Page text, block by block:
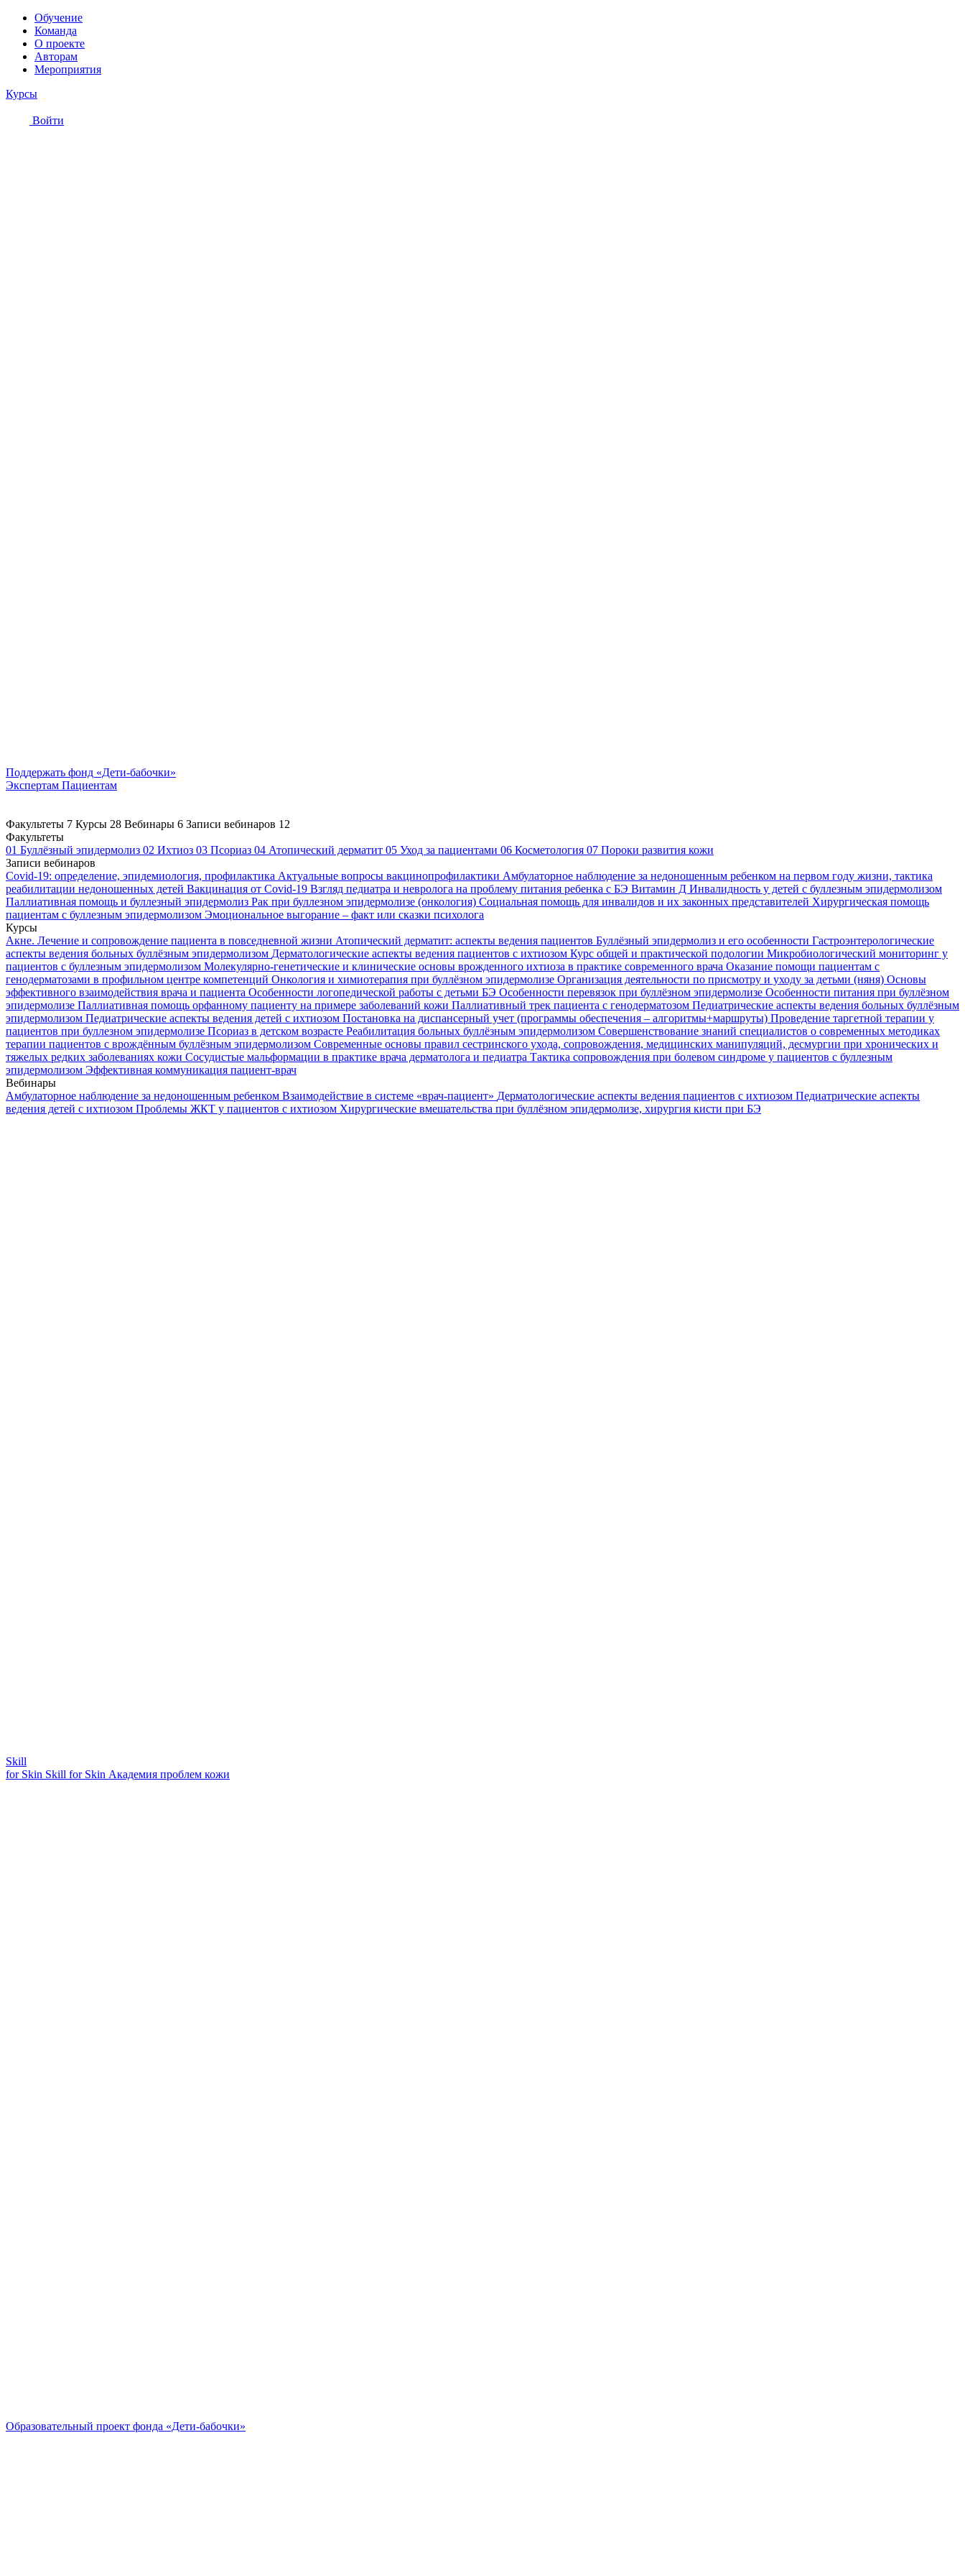
Обучение
Команда
О проекте
Авторам
Мероприятия
Курсы
Войти
Поддержать фонд «Дети-бабочки»
Экспертам Пациентам
Факультеты 7 Курсы 28 Вебинары 6 Записи вебинаров 12
Факультеты
01 Буллёзный эпидермолиз 02 Ихтиоз 03 Псориаз 04 Атопический дерматит 05 Уход за пациентами 06 Косметология 07 Пороки развития кожи
Записи вебинаров
Covid-19: определение, эпидемиология, профилактика Актуальные вопросы вакцинопрофилактики Амбулаторное наблюдение за недоношенным ребенком на первом году жизни, тактика
реабилитации недоношенных детей Вакцинация от Covid-19 Взгляд педиатра и невролога на проблему питания ребенка с БЭ Витамин Д Инвалидность у детей с буллезным эпидермолизом
Паллиативная помощь и буллезный эпидермолиз Рак при буллезном эпидермолизе (онкология) Социальная помощь для инвалидов и их законных представителей Хирургическая помощь
пациентам с буллезным эпидермолизом Эмоциональное выгорание – факт или сказки психолога
Курсы
Акне. Лечение и сопровождение пациента в повседневной жизни Атопический дерматит: аспекты ведения пациентов Буллёзный эпидермолиз и его особенности Гастроэнтерологические
аспекты ведения больных буллёзным эпидермолизом Дерматологические аспекты ведения пациентов с ихтиозом Курс общей и практической подологии Микробиологический мониторинг у
пациентов с буллезным эпидермолизом Молекулярно-генетические и клинические основы врожденного ихтиоза в практике современного врача Оказание помощи пациентам с
генодерматозами в профильном центре компетенций Онкология и химиотерапия при буллёзном эпидермолизе Организация деятельности по присмотру и уходу за детьми (няня) Основы
эффективного взаимодействия врача и пациента Особенности логопедической работы с детьми БЭ Особенности перевязок при буллёзном эпидермолизе Особенности питания при буллёзном
эпидермолизе Паллиативная помощь орфанному пациенту на примере заболеваний кожи Паллиативный трек пациента с генодерматозом Педиатрические аспекты ведения больных буллёзным
эпидермолизом Педиатрические аспекты ведения детей с ихтиозом Постановка на диспансерный учет (программы обеспечения – алгоритмы+маршруты) Проведение таргетной терапии у
пациентов при буллезном эпидермолизе Псориаз в детском возрасте Реабилитация больных буллёзным эпидермолизом Совершенствование знаний специалистов о современных методиках
терапии пациентов с врождённым буллёзным эпидермолизом Современные основы правил сестринского ухода, сопровождения, медицинских манипуляций, десмургии при хронических и
тяжелых редких заболеваниях кожи Сосудистые мальформации в практике врача дерматолога и педиатра Тактика сопровождения при болевом синдроме у пациентов с буллезным
эпидермолизом Эффективная коммуникация пациент-врач
Вебинары
Амбулаторное наблюдение за недоношенным ребенком Взаимодействие в системе «врач-пациент» Дерматологические аспекты ведения пациентов с ихтиозом Педиатрические аспекты
ведения детей с ихтиозом Проблемы ЖКТ у пациентов с ихтиозом Хирургические вмешательства при буллёзном эпидермолизе, хирургия кисти при БЭ
Skill
for Skin Skill for Skin Академия проблем кожи
Образовательный проект фонда «Дети-бабочки»